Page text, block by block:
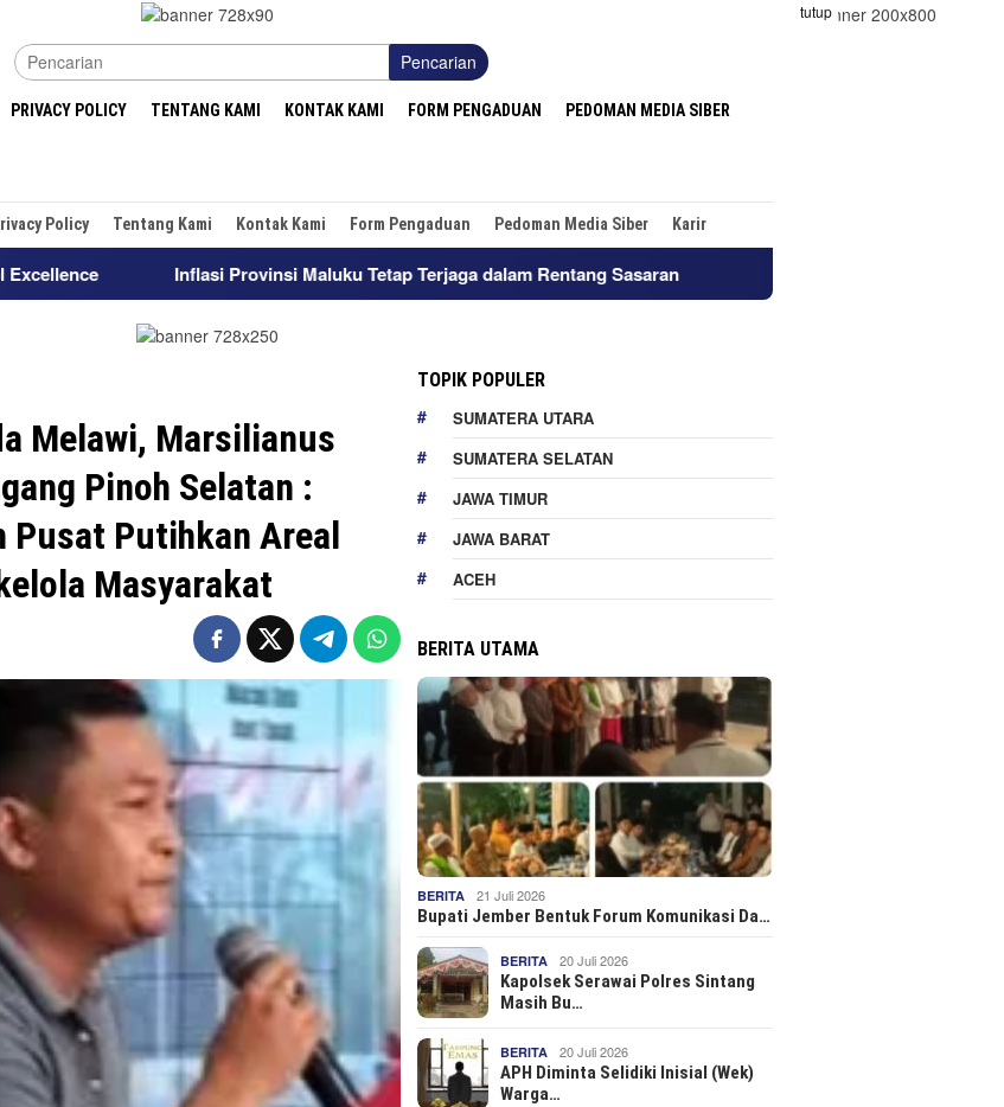
tutup
Pencarian
PRIVACY POLICY TENTANG KAMI KONTAK KAMI FORM PENGADUAN PEDOMAN MEDIA SIBER
Policy Tentang Kami Kontak Kami Form Pengaduan Pedoman Media Siber Karir
Provinsi Maluku Tetap Terjaga dalam Rentang Sasaran Lokasi Tambang emas di Ratatotok kabupaten
Melawi, Marsilianus
Pinoh Selatan :
Pusat Putihkan Areal
Masyarakat
TOPIK POPULER
SUMATERA UTARA
SUMATERA SELATAN
JAWA TIMUR
JAWA BARAT
ACEH
BERITA UTAMA
BERITA 21 Juli 2026
Bupati Jember Bentuk Forum Komunikasi Da…
BERITA 20 Juli 2026
Kapolsek Serawai Polres Sintang
Masih Bu…
BERITA 20 Juli 2026
APH Diminta Selidiki Inisial (Wek)
Warga…